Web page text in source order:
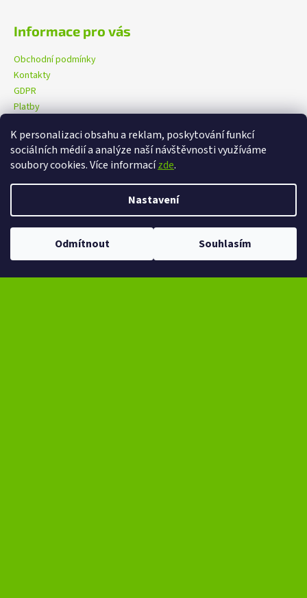
K personalizaci obsahu a reklam, poskytování funkcí
sociálních médií a analýze naší návštěvnosti využíváme
soubory cookies. Více informacízde.
Nastavení
Odmítnout Souhlasím
Informace pro vás
Obchodní podmínky
Kontakty
GDPR
Platby
eXtrem-audio na facebooku eXtrem-audio na Instagramu
Copyright 2026eXtrem-audio.cz. Všechna práva vyhrazena.
Upravit nastavení cookies